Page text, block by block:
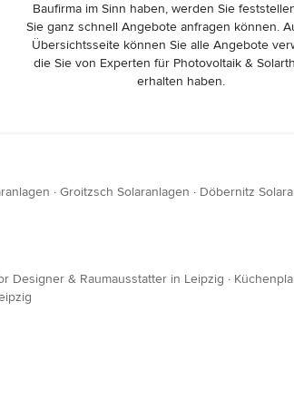
Baufirma im Sinn haben, werden Sie
Sie ganz schnell Angebote anfragen können.
Übersichtsseite können Sie alle Angebote
die Sie von Experten für Photovoltaik &
erhalten haben.
· Groitzsch Solaranlagen · Döbernitz
Designer & Raumausstatter in Leipzig ·